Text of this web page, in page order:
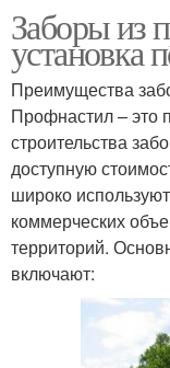
Заборы из
установка
Преимущества
Профнастил – это
строительства
доступную
широко
коммерческих
территорий.
включают: